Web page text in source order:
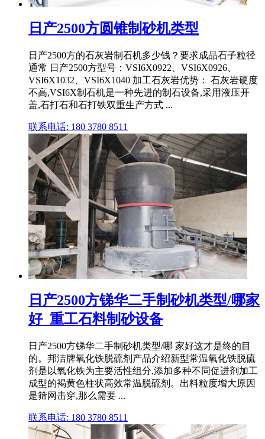
日产2500方圆锥制砂机类型
日产2500方的石灰岩制石机多少钱？要求成品石子粒径
通常 日产2500方型号：VSI6X0922、VSI6X0926、
VSI6X1032、VSI6X1040 加工石灰岩优势： 石灰岩硬度
不高,VSI6X制石机是一种先进的制石设备,采用液压开
盖,石打石和石打铁双重生产方式 ...
联系电话: 180 3780 8511
日产2500方锑华二手制砂机类型/哪家
好_重工石料制砂设备
日产2500方锑华二手制砂机类型/哪 家好这才是终的目
的。邦洁牌氧化铁脱硫剂产品介绍新型常温氧化铁脱硫
剂是以氧化铁为主要活性组分,添加多种不同促进剂加工
成型的褐黄色柱状高效常温脱硫剂。出料粒度增大原因
是筛网击穿,那么需要 ...
联系电话: 180 3780 8511